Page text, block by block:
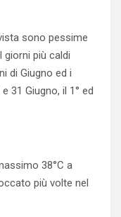
sono pessime
giorni più caldi
di Giugno ed i
31 Giugno, il 1° ed
38°C a
più volte nel